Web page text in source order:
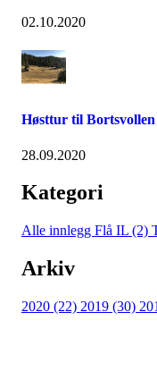
02.10.2020
Høsttur til Bortsvollen
28.09.2020
Kategori
Alle innlegg Flå IL (2)
Arkiv
2020 (22) 2019 (30)